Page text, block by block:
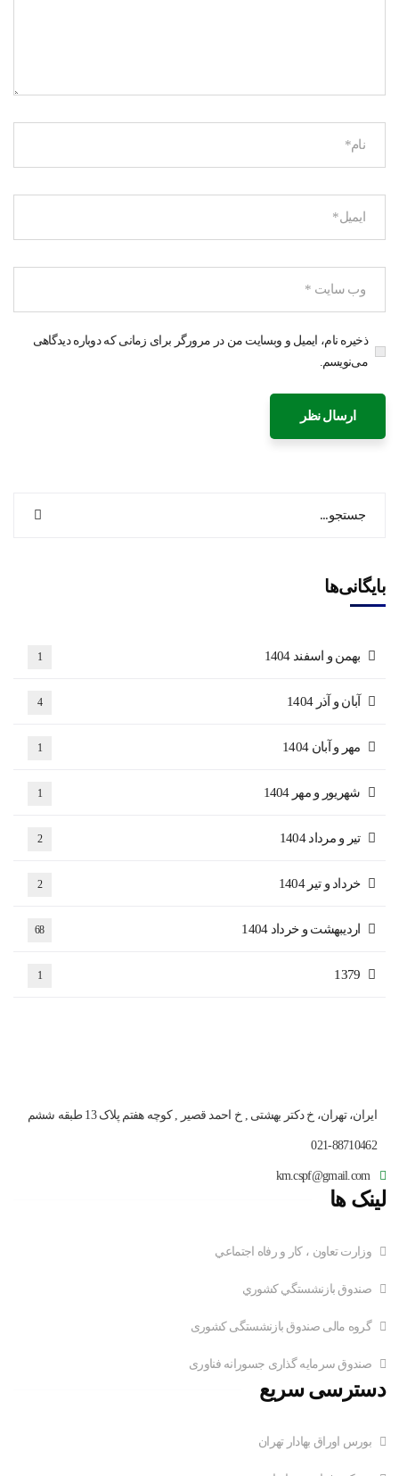
ذخیره نام، ایمیل و وبسایت من در مرورگر برای زمانی که دوباره دیدگاهی
می‌نویسم.
بایگانی‌ها
بهمن و اسفند 1404 1
آبان و آذر 1404 4
مهر و آبان 1404 1
شهریور و مهر 1404 1
تیر و مرداد 1404 2
خرداد و تیر 1404 2
اردیبهشت و خرداد 1404 68
1379
1
ایران، تهران، خ دکتر بهشتی , خ احمد قصیر , کوچه هفتم پلاک 13 طبقه ششم
021-88710462
km.cspf@gmail.com
لینک ها
وزارت تعاون ، کار و رفاه اجتماعي
صندوق بازنشستگي کشوري
گروه مالی صندوق بازنشستگی کشوری
صندوق سرمایه گذاری جسورانه فناوری
دسترسی سریع
بورس اوراق بهادار تهران